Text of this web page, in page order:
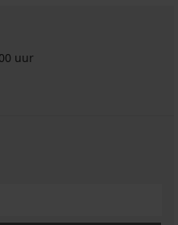
uur